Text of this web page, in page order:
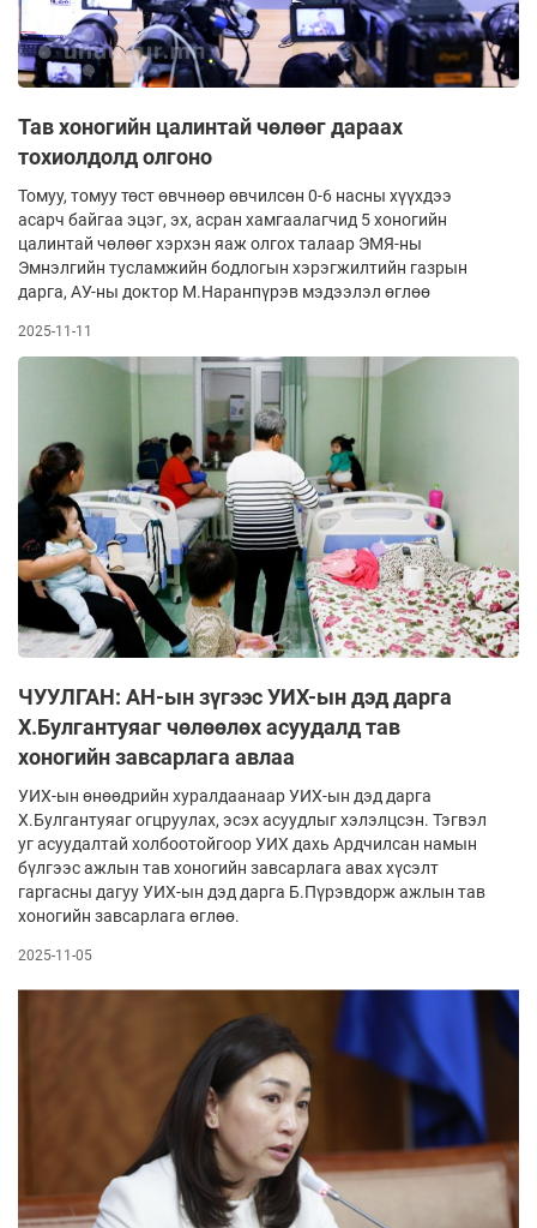
Тав хоногийн цалинтай чөлөөг дараах
тохиолдолд олгоно
Томуу, томуу төст өвчнөөр өвчилсөн 0-6 насны хүүхдээ
асарч байгаа эцэг, эх, асран хамгаалагчид 5 хоногийн
цалинтай чөлөөг хэрхэн яаж олгох талаар ЭМЯ-ны
Эмнэлгийн тусламжийн бодлогын хэрэгжилтийн газрын
дарга, АУ-ны доктор М.Наранпүрэв мэдээлэл өглөө
2025-11-11
ЧУУЛГАН: АН-ын зүгээс УИХ-ын дэд дарга
Х.Булгантуяаг чөлөөлөх асуудалд тав
хоногийн завсарлага авлаа
УИХ-ын өнөөдрийн хуралдаанаар УИХ-ын дэд дарга
Х.Булгантуяаг огцруулах, эсэх асуудлыг хэлэлцсэн. Тэгвэл
уг асуудалтай холбоотойгоор УИХ дахь Ардчилсан намын
бүлгээс ажлын тав хоногийн завсарлага авах хүсэлт
гаргасны дагуу УИХ-ын дэд дарга Б.Пүрэвдорж ажлын тав
хоногийн завсарлага өглөө.
2025-11-05